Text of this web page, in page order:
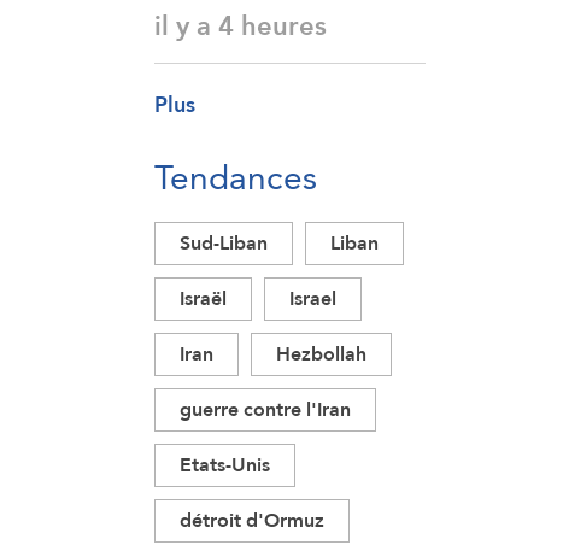
il y a 4 heures
Plus
Tendances
Sud-Liban
Liban
Israël
Israel
Iran
Hezbollah
guerre contre l'Iran
Etats-Unis
détroit d'Ormuz